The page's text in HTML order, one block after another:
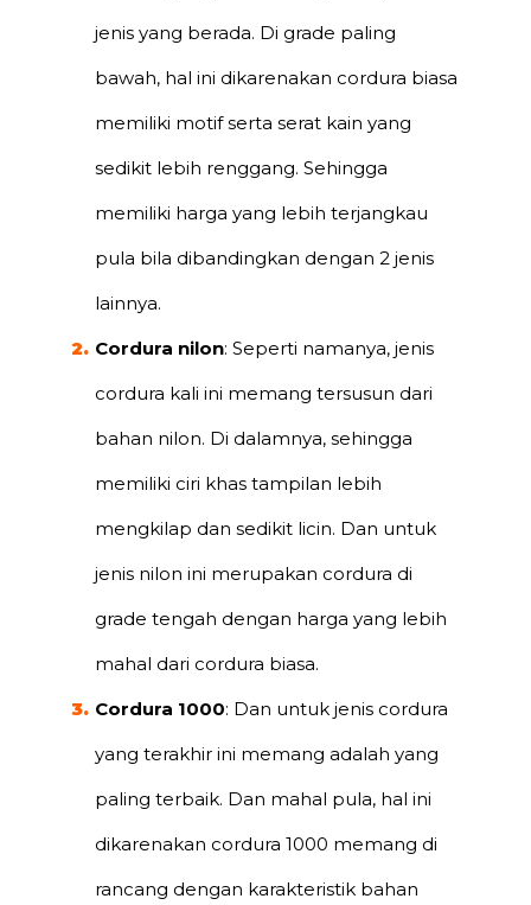
jenis yang berada. Di grade paling
bawah, hal ini dikarenakan cordura biasa
memiliki motif serta serat kain yang
sedikit lebih renggang. Sehingga
memiliki harga yang lebih terjangkau
pula bila dibandingkan dengan 2 jenis
lainnya.
Cordura nilon: Seperti namanya, jenis
cordura kali ini memang tersusun dari
bahan nilon. Di dalamnya, sehingga
memiliki ciri khas tampilan lebih
mengkilap dan sedikit licin. Dan untuk
jenis nilon ini merupakan cordura di
grade tengah dengan harga yang lebih
mahal dari cordura biasa.
Cordura 1000: Dan untuk jenis cordura
yang terakhir ini memang adalah yang
paling terbaik. Dan mahal pula, hal ini
dikarenakan cordura 1000 memang di
rancang dengan karakteristik bahan